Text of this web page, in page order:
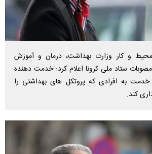
و کار وزارت بهداشت، درمان و آموزش
ستاد ملی کرونا اعلام کرد: خدمت دهنده
به افرادی که پروتکل های بهداشتی را
کند.